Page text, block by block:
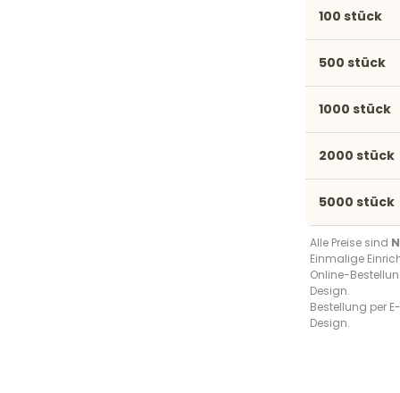
100 stück
500 stück
1000 stück
2000 stück
5000 stück
Alle Preise sind
Einmalige
Online-
Design.
Bestellung per
Design.